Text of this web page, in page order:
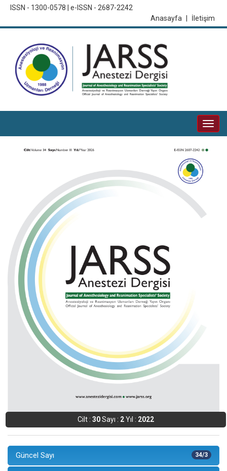
ISSN - 1300-0578 | e-ISSN - 2687-2242
İletişim
Anasayfa
Cilt : 30Sayı : 2Yıl : 2022
34/3
Güncel Sayı